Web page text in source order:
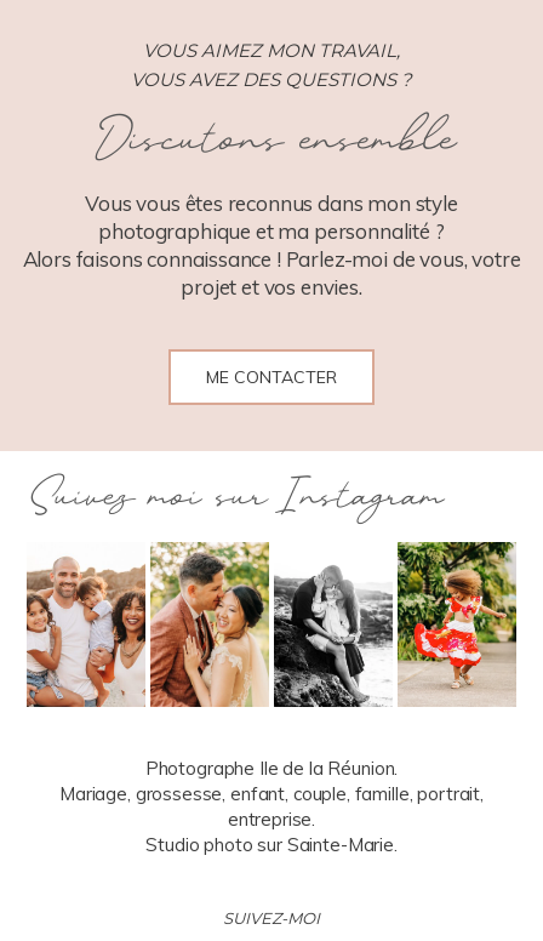
VOUS AIMEZ MON TRAVAIL,
VOUS AVEZ DES QUESTIONS ?
Discutons ensemble
Vous vous êtes reconnus dans mon style
photographique et ma personnalité ?
Alors faisons connaissance ! Parlez-moi de vous, votre
projet et vos envies.
ME CONTACTER
Suivez moi sur Instagram
Photographe Ile de la Réunion.
Mariage, grossesse, enfant, couple, famille, portrait,
entreprise.
Studio photo sur Sainte-Marie.
SUIVEZ-MOI